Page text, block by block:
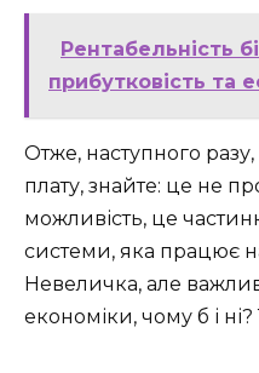
Рентабельність
прибутковість та
Отже, наступного
плату, знайте: це не
можливість, це
системи, яка працює
Невеличка, але
економіки, чому б і ні?